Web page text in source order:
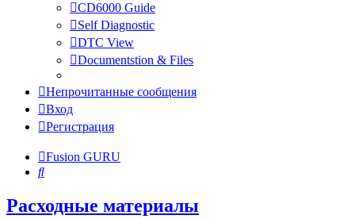
CD6000 Guide
Self Diagnostic
DTC View
Documentstion & Files
Непрочитанные сообщения
Вход
Регистрация
Fusion GURU
Поиск
Расходные материалы